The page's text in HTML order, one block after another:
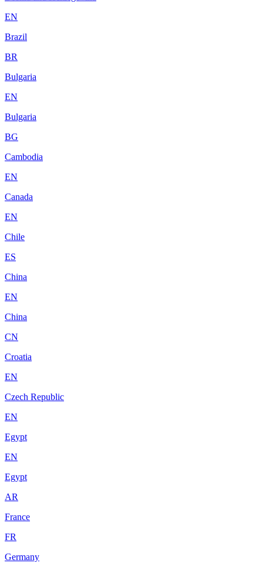
EN
Brazil
BR
Bulgaria
EN
Bulgaria
BG
Cambodia
EN
Canada
EN
Chile
ES
China
EN
China
CN
Croatia
EN
Czech Republic
EN
Egypt
EN
Egypt
AR
France
FR
Germany